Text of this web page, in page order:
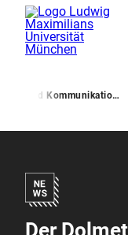
und Kommunikation (PuK)
Der